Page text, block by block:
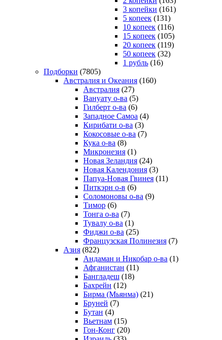
3 копейки (161)
5 копеек (131)
10 копеек (116)
15 копеек (105)
20 копеек (119)
50 копеек (32)
1 рубль (16)
Подборки (7805)
Австралия и Океания (160)
Австралия (27)
Вануату о-ва (5)
Гилберт о-ва (6)
Западное Самоа (4)
Кирибати о-ва (3)
Кокосовые о-ва (7)
Кука о-ва (8)
Микронезия (1)
Новая Зеландия (24)
Новая Календония (3)
Папуа-Новая Гвинея (11)
Питкэрн о-в (6)
Соломоновы о-ва (9)
Тимор (6)
Тонга о-ва (7)
Тувалу о-ва (1)
Фиджи о-ва (25)
Французская Полинезия (7)
Азия (822)
Андаман и Никобар о-ва (1)
Афганистан (11)
Бангладеш (18)
Бахрейн (12)
Бирма (Мьянма) (21)
Бруней (7)
Бутан (4)
Вьетнам (15)
Гон-Конг (20)